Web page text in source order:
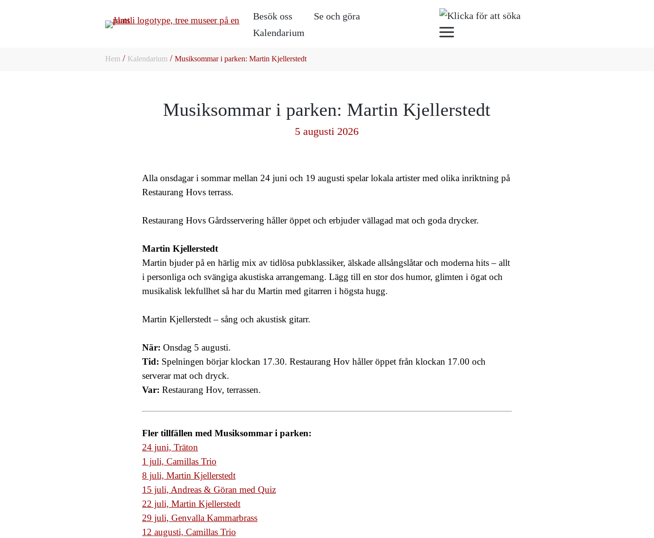
Besök oss
Se och göra
Kalendarium
Hem / Kalendarium / Musiksommar i parken: Martin Kjellerstedt
Musiksommar i parken: Martin Kjellerstedt
5 augusti 2026
Alla onsdagar i sommar mellan 24 juni och 19 augusti spelar lokala artister med olika inriktning på
Restaurang Hovs terrass.
Restaurang Hovs Gårdsservering håller öppet och erbjuder vällagad mat och goda drycker.
Martin Kjellerstedt
Martin bjuder på en härlig mix av tidlösa pubklassiker, älskade allsångslåtar och moderna hits – allt
i personliga och svängiga akustiska arrangemang. Lägg till en stor dos humor, glimten i ögat och
musikalisk lekfullhet så har du Martin med gitarren i högsta hugg.
Martin Kjellerstedt – sång och akustisk gitarr.
När: Onsdag 5 augusti.
Tid: Spelningen börjar klockan 17.30. Restaurang Hov håller öppet från klockan 17.00 och
serverar mat och dryck.
Var: Restaurang Hov, terrassen.
Fler tillfällen med Musiksommar i parken:
24 juni, Träton
1 juli, Camillas Trio
8 juli, Martin Kjellerstedt
15 juli, Andreas & Göran med Quiz
22 juli, Martin Kjellerstedt
29 juli, Genvalla Kammarbrass
12 augusti, Camillas Trio